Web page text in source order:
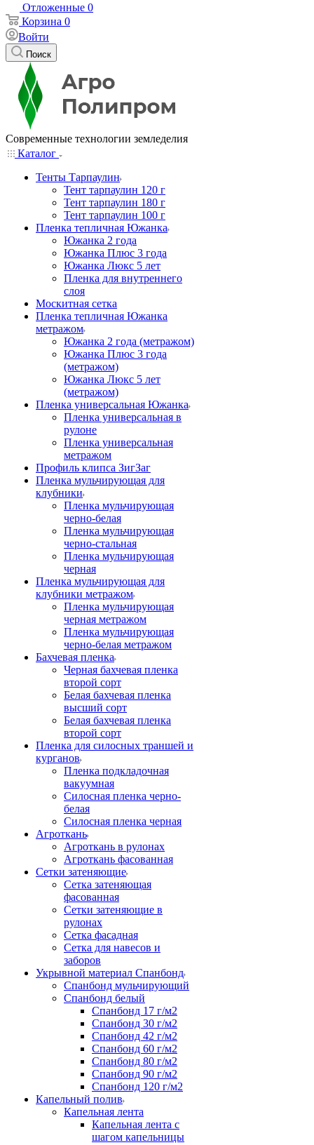
Отложенные 0
Корзина 0
Войти
Поиск
Современные технологии земледелия
Каталог
Тенты Тарпаулин
Тент тарпаулин 120 г
Тент тарпаулин 180 г
Тент тарпаулин 100 г
Пленка тепличная Южанка
Южанка 2 года
Южанка Плюс 3 года
Южанка Люкс 5 лет
Пленка для внутреннего
слоя
Москитная сетка
Пленка тепличная Южанка
метражом
Южанка 2 года (метражом)
Южанка Плюс 3 года
(метражом)
Южанка Люкс 5 лет
(метражом)
Пленка универсальная Южанка
Пленка универсальная в
рулоне
Пленка универсальная
метражом
Профиль клипса ЗигЗаг
Пленка мульчирующая для
клубники
Пленка мульчирующая
черно-белая
Пленка мульчирующая
черно-стальная
Пленка мульчирующая
черная
Пленка мульчирующая для
клубники метражом
Пленка мульчирующая
черная метражом
Пленка мульчирующая
черно-белая метражом
Бахчевая пленка
Черная бахчевая пленка
второй сорт
Белая бахчевая пленка
высший сорт
Белая бахчевая пленка
второй сорт
Пленка для силосных траншей и
курганов
Пленка подкладочная
вакуумная
Силосная пленка черно-
белая
Силосная пленка черная
Агроткань
Агроткань в рулонах
Агроткань фасованная
Сетки затеняющие
Сетка затеняющая
фасованная
Сетки затеняющие в
рулонах
Сетка фасадная
Сетка для навесов и
заборов
Укрывной материал Спанбонд
Спанбонд мульчирующий
Спанбонд белый
Спанбонд 17 г/м2
Спанбонд 30 г/м2
Спанбонд 42 г/м2
Спанбонд 60 г/м2
Спанбонд 80 г/м2
Спанбонд 90 г/м2
Спанбонд 120 г/м2
Капельный полив
Капельная лента
Капельная лента с
шагом капельницы